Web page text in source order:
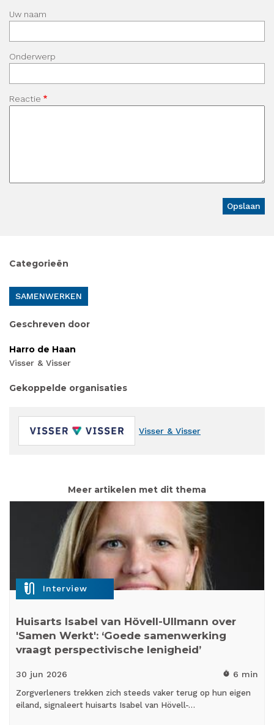
Uw naam
Onderwerp
Reactie
Categorieën
SAMENWERKEN
Geschreven door
Harro de Haan
Visser & Visser
Gekoppelde organisaties
Visser & Visser
Meer artikelen met dit thema
mic_external_on Interview
Huisarts Isabel van Hövell-Ullmann over
'Samen Werkt': ‘Goede samenwerking
vraagt perspectivische lenigheid’
30 jun 2026 timer 6 min
Zorgverleners trekken zich steeds vaker terug op hun eigen
eiland, signaleert huisarts Isabel van Hövell-…